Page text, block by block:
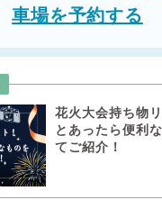
車場を予約する
花火大会持ち物
とあったら便利
てご紹介！